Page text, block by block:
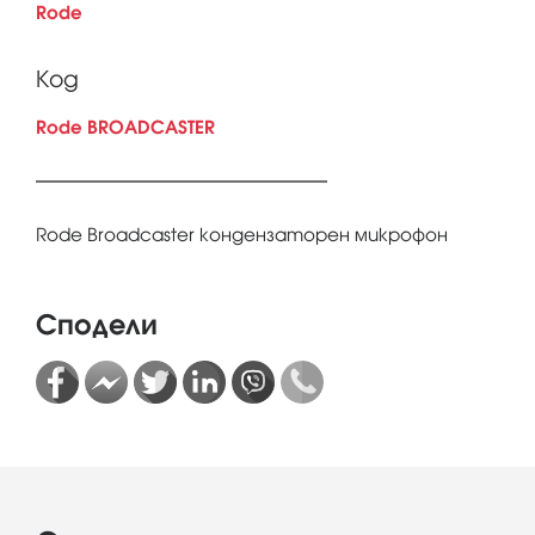
Rode
Код
Rode BROADCASTER
Rode Broadcaster кондензаторен микрофон
Сподели